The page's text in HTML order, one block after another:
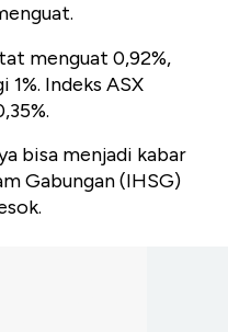
menguat 0,92%,
Indeks ASX
bisa menjadi kabar
Gabungan (IHSG)